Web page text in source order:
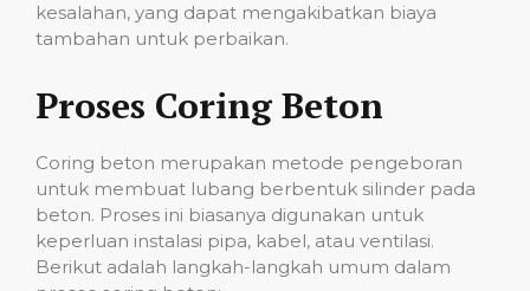
kesalahan, yang dapat mengakibatkan biaya
tambahan untuk perbaikan.
Proses Coring Beton
Coring beton merupakan metode pengeboran
untuk membuat lubang berbentuk silinder pada
beton. Proses ini biasanya digunakan untuk
keperluan instalasi pipa, kabel, atau ventilasi.
Berikut adalah langkah-langkah umum dalam